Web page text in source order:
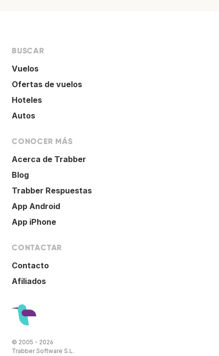
BUSCAR
Vuelos
Ofertas de vuelos
Hoteles
Autos
CONOCER MÁS
Acerca de Trabber
Blog
Trabber Respuestas
App Android
App iPhone
CONTACTAR
Contacto
Afiliados
© 2005 - 2026
Trabber Software S.L.